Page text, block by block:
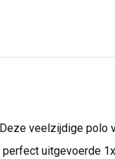
veelzijdige polo
uitgevoerde